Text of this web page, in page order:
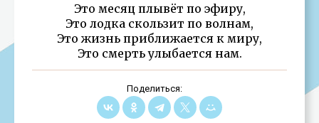
Это месяц плывёт по эфиру,
Это лодка скользит по волнам,
Это жизнь приближается к миру,
Это смерть улыбается нам.
Поделиться: